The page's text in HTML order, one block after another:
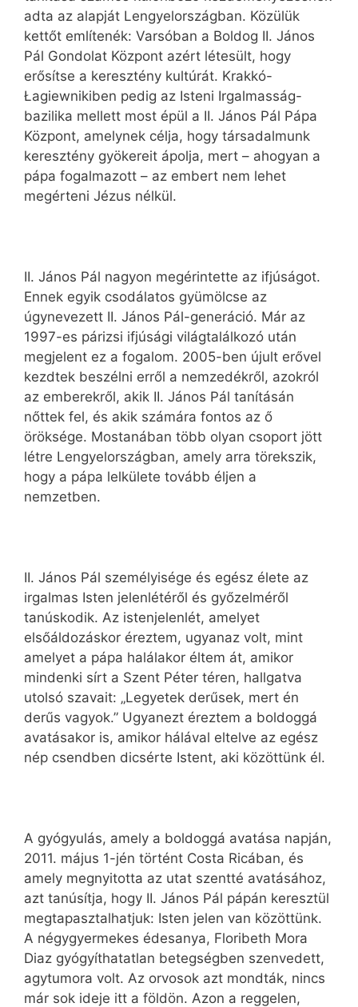
adta az alapját Lengyelországban. Közülük
kettőt említenék: Varsóban a Boldog II. János
Pál Gondolat Központ azért létesült, hogy
erősítse a keresztény kultúrát. Krakkó-
Łagiewnikiben pedig az Isteni Irgalmasság-
bazilika mellett most épül a II. János Pál Pápa
Központ, amelynek célja, hogy társadalmunk
keresztény gyökereit ápolja, mert – ahogyan a
pápa fogalmazott – az embert nem lehet
megérteni Jézus nélkül.
II. János Pál nagyon megérintette az ifjúságot.
Ennek egyik csodálatos gyümölcse az
úgynevezett II. János Pál-generáció. Már az
1997-es párizsi ifjúsági világtalálkozó után
megjelent ez a fogalom. 2005-ben újult erővel
kezdtek beszélni erről a nemzedékről, azokról
az emberekről, akik II. János Pál tanításán
nőttek fel, és akik számára fontos az ő
öröksége. Mostanában több olyan csoport jött
létre Lengyelországban, amely arra törekszik,
hogy a pápa lelkülete tovább éljen a
nemzetben.
II. János Pál személyisége és egész élete az
irgalmas Isten jelenlétéről és győzelméről
tanúskodik. Az istenjelenlét, amelyet
elsőáldozáskor éreztem, ugyanaz volt, mint
amelyet a pápa halálakor éltem át, amikor
mindenki sírt a Szent Péter téren, hallgatva
utolsó szavait: „Legyetek derűsek, mert én
derűs vagyok.” Ugyanezt éreztem a boldoggá
avatásakor is, amikor hálával eltelve az egész
nép csendben dicsérte Istent, aki közöttünk él.
A gyógyulás, amely a boldoggá avatása napján,
2011. május 1-jén történt Costa Ricában, és
amely megnyitotta az utat szentté avatásához,
azt tanúsítja, hogy II. János Pál pápán keresztül
megtapasztalhatjuk: Isten jelen van közöttünk.
A négygyermekes édesanya, Floribeth Mora
Diaz gyógyíthatatlan betegségben szenvedett,
agytumora volt. Az orvosok azt mondták, nincs
már sok ideje itt a földön. Azon a reggelen,